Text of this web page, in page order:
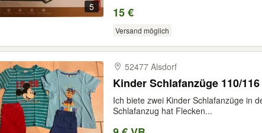
5 15 €
Versand möglich
52477 Alsdorf
Kinder Schlafanzüge 110/
Ich biete zwei Kinder Schlafanzüge in
Schlafanzug hat Flecken...